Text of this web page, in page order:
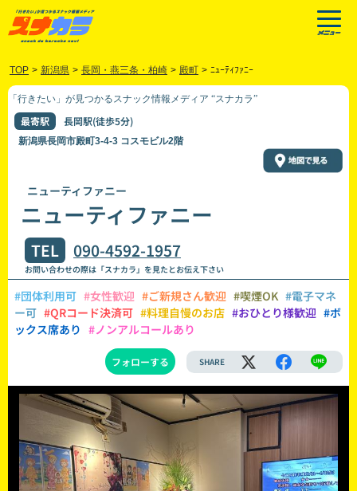
TOP > 新潟県 > 長岡・燕三条・柏崎 > 殿町 > ﾆｭｰﾃｨﾌｧﾆｰ
「行きたい」が見つかるスナック情報メディア “スナカラ”
最寄駅 長岡駅(徒歩5分)
新潟県長岡市殿町3-4-3 コスモビル2階
ニューティファニー
ニューティファニー
TEL 090-4592-1957
お問い合わせの際は「スナカラ」を見たとお伝え下さい
#団体利用可 #女性歓迎 #ご新規さん歓迎 #喫煙OK #電子マネ
ー可 #QRコード決済可 #料理自慢のお店 #おひとり様歓迎 #ボ
ックス席あり #ノンアルコールあり
フォローする SHARE